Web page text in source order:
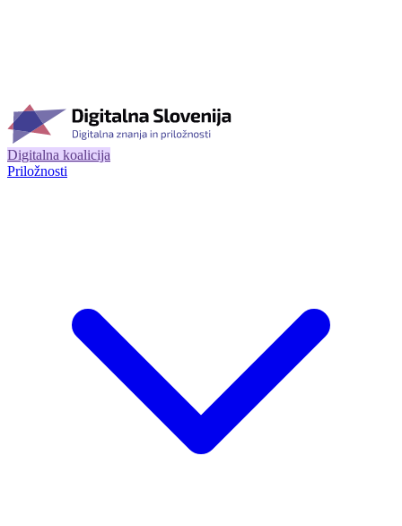
Digitalna koalicija
Priložnosti